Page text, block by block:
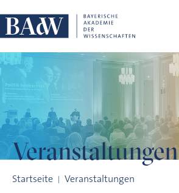
Veranstaltungen
Startseite Veranstaltungen